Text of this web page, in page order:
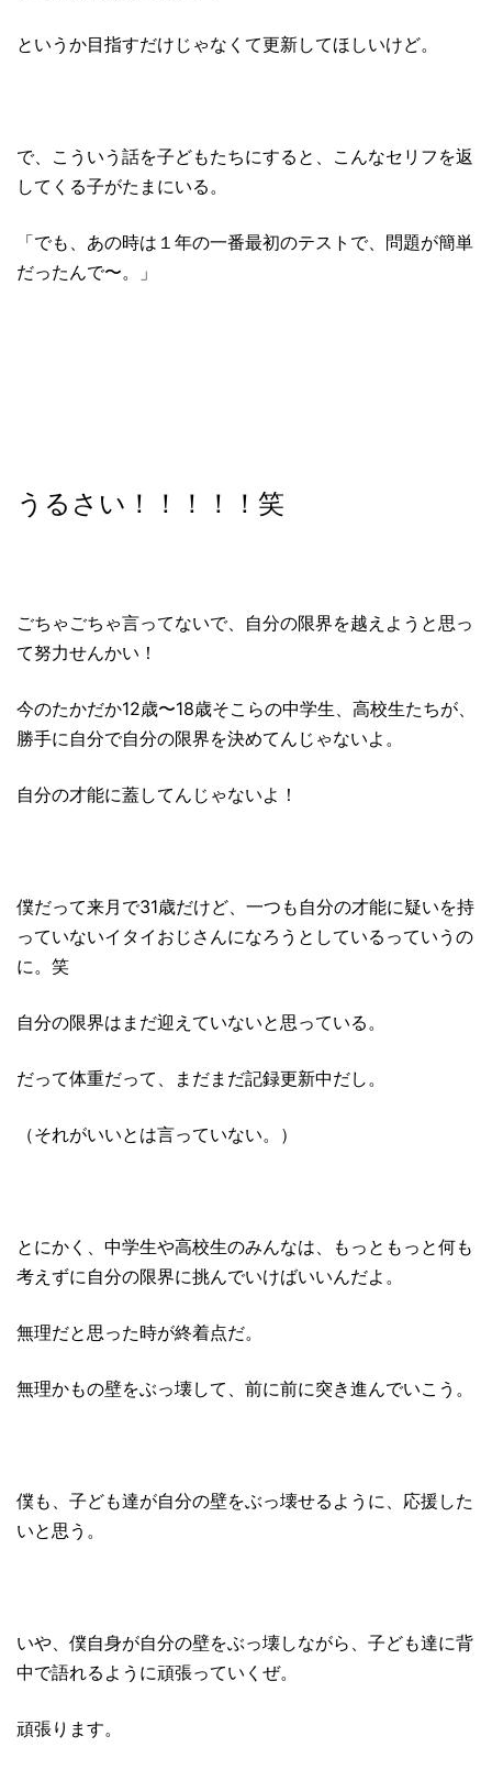
というか目指すだけじゃなくて更新してほしいけど。
で、こういう話を子どもたちにすると、こんなセリフを返
してくる子がたまにいる。
「でも、あの時は１年の一番最初のテストで、問題が簡単
だったんで〜。」
うるさい！！！！！笑
ごちゃごちゃ言ってないで、自分の限界を越えようと思っ
て努力せんかい！
今のたかだか12歳〜18歳そこらの中学生、高校生たちが、
勝手に自分で自分の限界を決めてんじゃないよ。
自分の才能に蓋してんじゃないよ！
僕だって来月で31歳だけど、一つも自分の才能に疑いを持
っていないイタイおじさんになろうとしているっていうの
に。笑
自分の限界はまだ迎えていないと思っている。
だって体重だって、まだまだ記録更新中だし。
（それがいいとは言っていない。）
とにかく、中学生や高校生のみんなは、もっともっと何も
考えずに自分の限界に挑んでいけばいいんだよ。
無理だと思った時が終着点だ。
無理かもの壁をぶっ壊して、前に前に突き進んでいこう。
僕も、子ども達が自分の壁をぶっ壊せるように、応援した
いと思う。
いや、僕自身が自分の壁をぶっ壊しながら、子ども達に背
中で語れるように頑張っていくぜ。
頑張ります。